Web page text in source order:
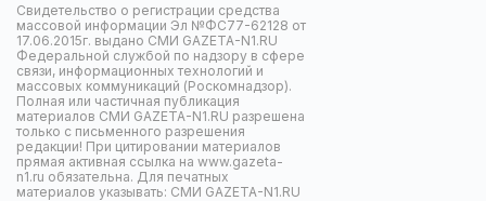
Свидетельство о регистрации средства
массовой информации Эл №ФС77-62128 от
17.06.2015г. выдано СМИ GAZETA-N1.RU
Федеральной службой по надзору в сфере
связи, информационных технологий и
массовых коммуникаций (Роскомнадзор).
Полная или частичная публикация
материалов СМИ GAZETA-N1.RU разрешена
только с письменного разрешения
редакции! При цитировании материалов
прямая активная ссылка на www.gazeta-
n1.ru обязательна. Для печатных
материалов указывать: СМИ GAZETA-N1.RU